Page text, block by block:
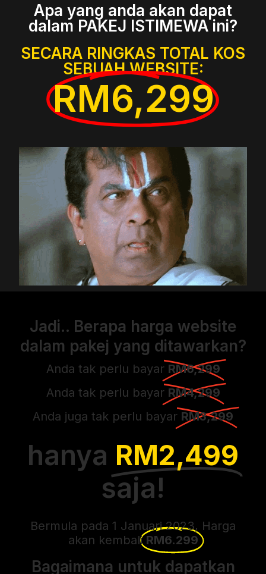
Apa yang anda akan dapat
dalam PAKEJ ISTIMEWA ini?
SECARA RINGKAS TOTAL KOS
SEBUAH WEBSITE:
RM6,299
Jadi.. Berapa harga website
dalam pakej yang ditawarkan?
Anda tak perlu bayar RM6,299
Anda tak perlu bayar RM4,299
Anda juga tak perlu bayar RM3,299
hanya RM2,499
saja!
Bermula pada 1 Januari 2023, Harga
akan kembaliRM6.299
Bagaimana untuk dapatkan